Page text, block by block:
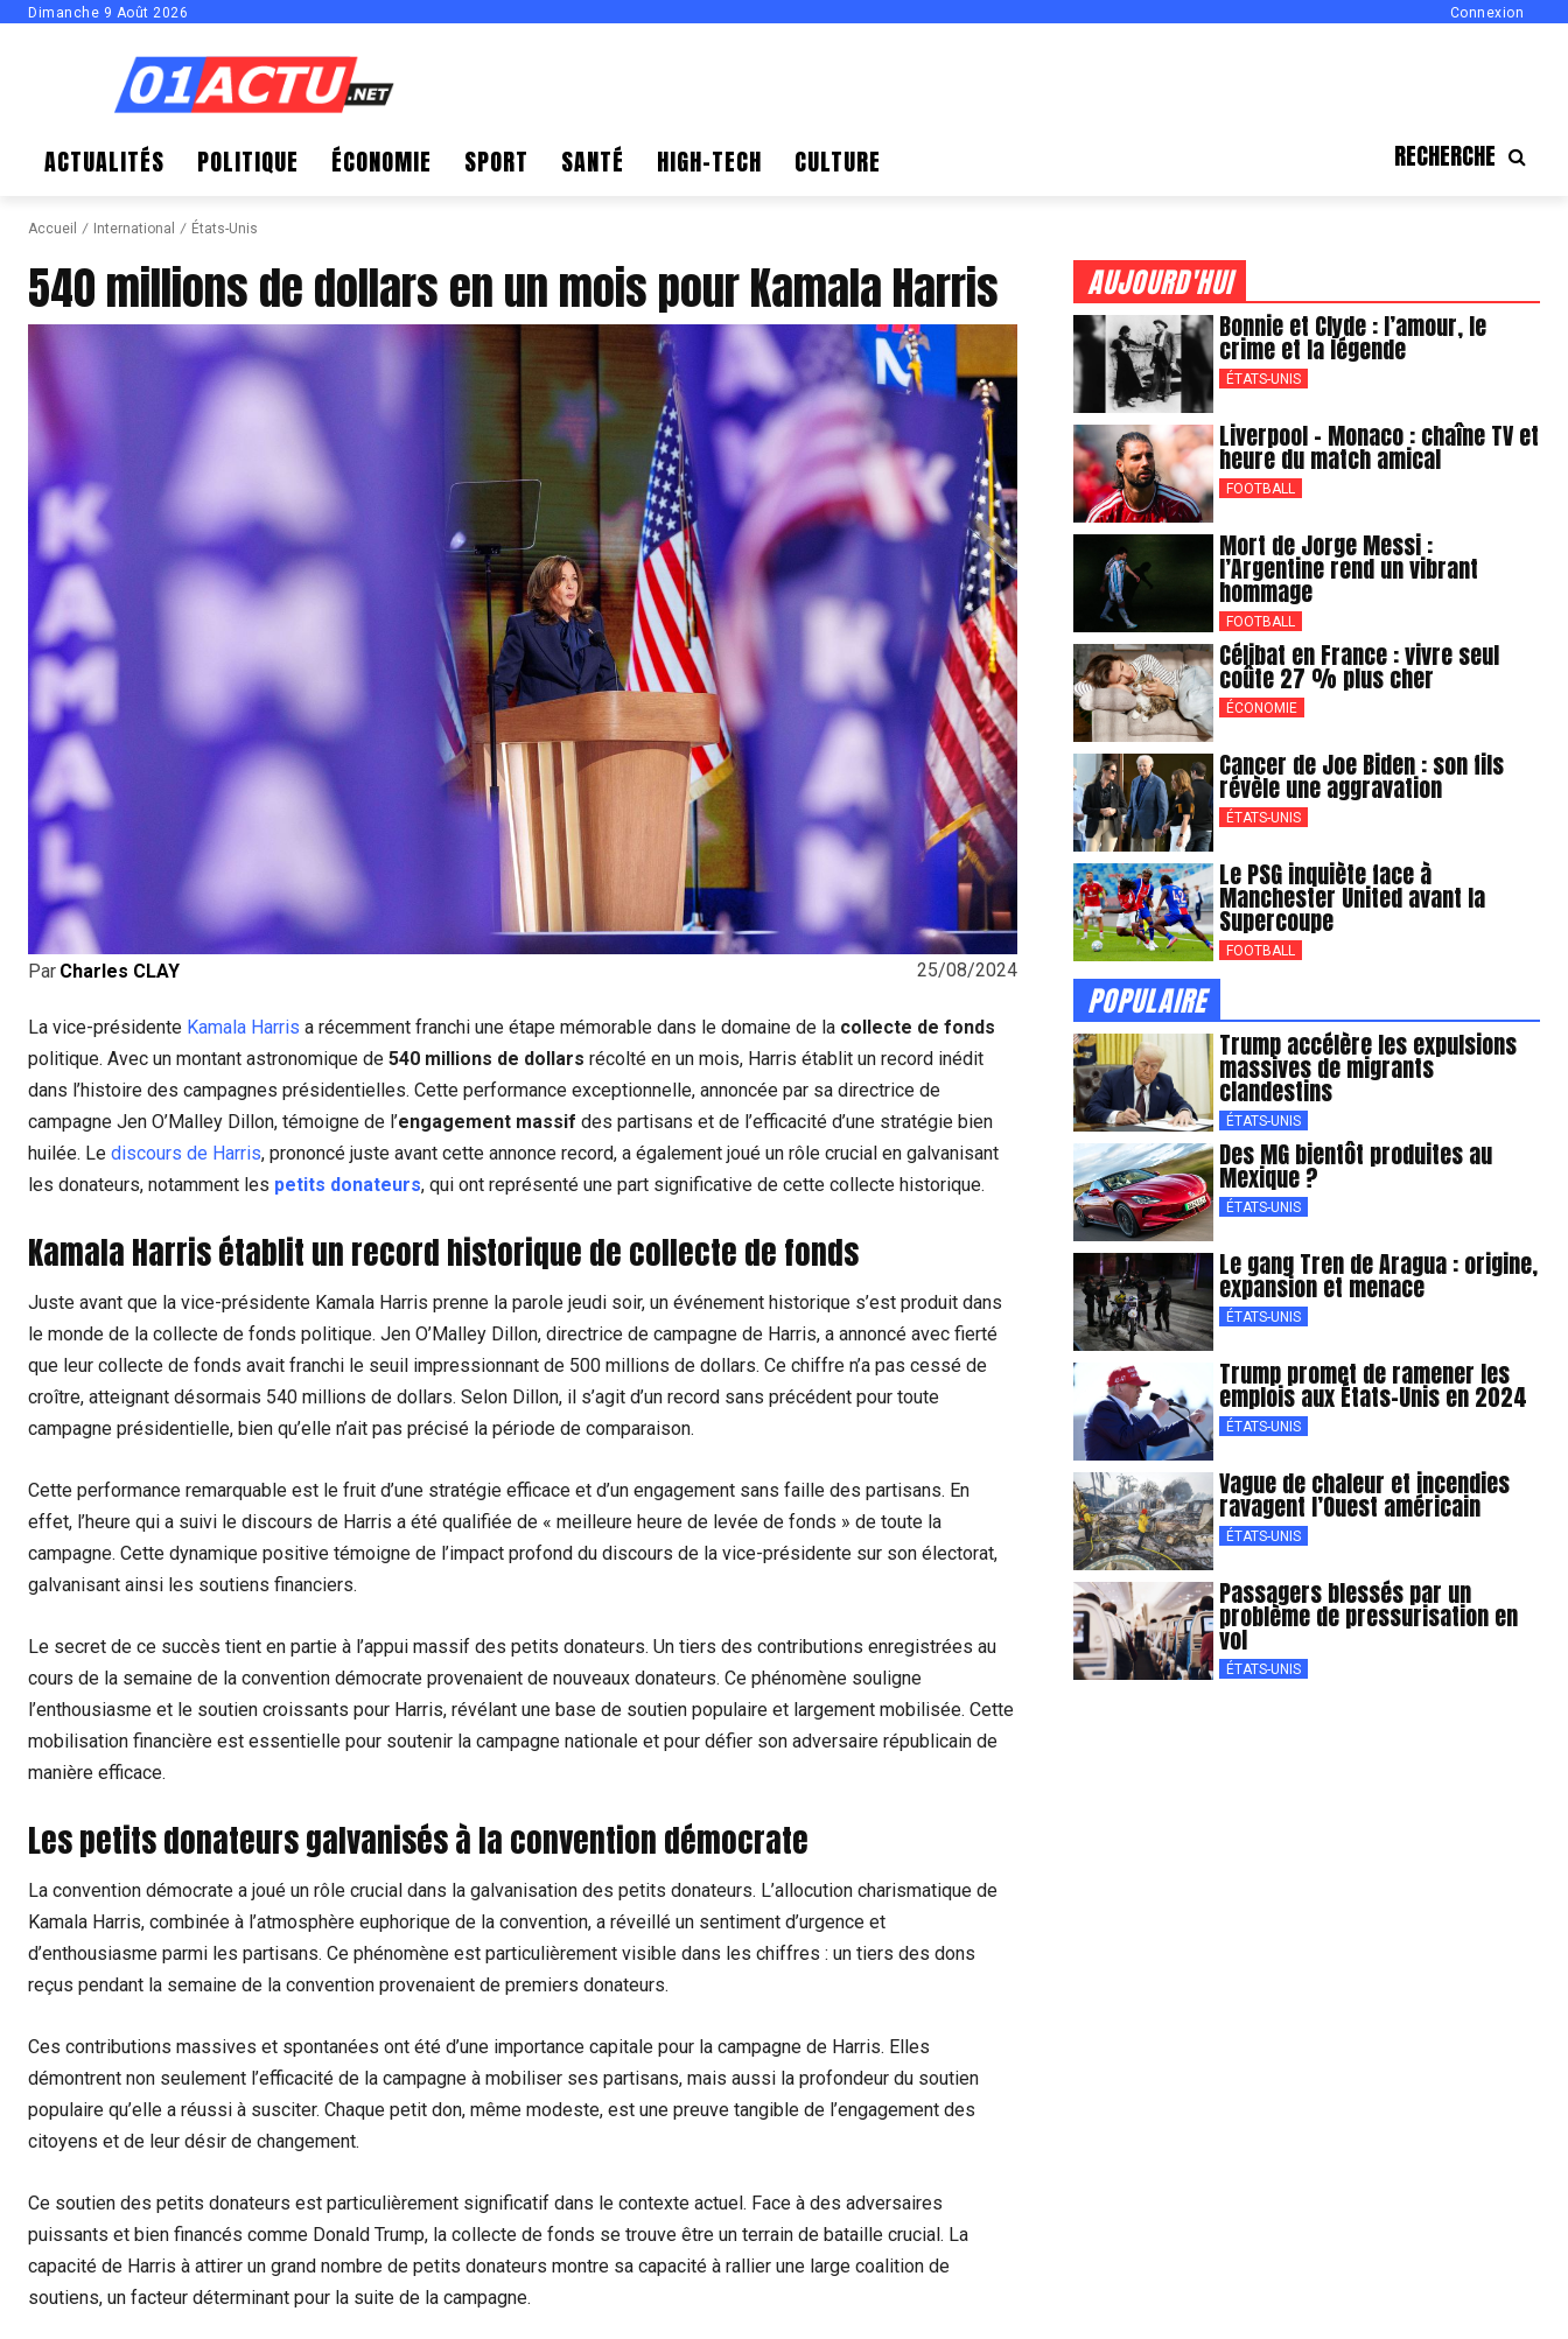
Dimanche 9 Août 2026 Connexion
ACTUALITÉS POLITIQUE ÉCONOMIE SPORT SANTÉ HIGH-TECH CULTURE RECHERCHE
Accueil International États-Unis
540 millions de dollars en un mois pour Kamala Harris
25/08/2024
Par Charles CLAY
La vice-présidente Kamala Harris a récemment franchi une étape mémorable dans le domaine de la collecte de fonds
politique. Avec un montant astronomique de 540 millions de dollars récolté en un mois, Harris établit un record inédit
dans l’histoire des campagnes présidentielles. Cette performance exceptionnelle, annoncée par sa directrice de
campagne Jen O’Malley Dillon, témoigne de l’engagement massif des partisans et de l’efficacité d’une stratégie bien
huilée. Le discours de Harris, prononcé juste avant cette annonce record, a également joué un rôle crucial en galvanisant
les donateurs, notamment les petits donateurs, qui ont représenté une part significative de cette collecte historique.
Kamala Harris établit un record historique de collecte de fonds
Juste avant que la vice-présidente Kamala Harris prenne la parole jeudi soir, un événement historique s’est produit dans
le monde de la collecte de fonds politique. Jen O’Malley Dillon, directrice de campagne de Harris, a annoncé avec fierté
que leur collecte de fonds avait franchi le seuil impressionnant de 500 millions de dollars. Ce chiffre n’a pas cessé de
croître, atteignant désormais 540 millions de dollars. Selon Dillon, il s’agit d’un record sans précédent pour toute
campagne présidentielle, bien qu’elle n’ait pas précisé la période de comparaison.
Cette performance remarquable est le fruit d’une stratégie efficace et d’un engagement sans faille des partisans. En
effet, l’heure qui a suivi le discours de Harris a été qualifiée de « meilleure heure de levée de fonds » de toute la
campagne. Cette dynamique positive témoigne de l’impact profond du discours de la vice-présidente sur son électorat,
galvanisant ainsi les soutiens financiers.
Le secret de ce succès tient en partie à l’appui massif des petits donateurs. Un tiers des contributions enregistrées au
cours de la semaine de la convention démocrate provenaient de nouveaux donateurs. Ce phénomène souligne
l’enthousiasme et le soutien croissants pour Harris, révélant une base de soutien populaire et largement mobilisée. Cette
mobilisation financière est essentielle pour soutenir la campagne nationale et pour défier son adversaire républicain de
manière efficace.
Les petits donateurs galvanisés à la convention démocrate
La convention démocrate a joué un rôle crucial dans la galvanisation des petits donateurs. L’allocution charismatique de
Kamala Harris, combinée à l’atmosphère euphorique de la convention, a réveillé un sentiment d’urgence et
d’enthousiasme parmi les partisans. Ce phénomène est particulièrement visible dans les chiffres : un tiers des dons
reçus pendant la semaine de la convention provenaient de premiers donateurs.
Ces contributions massives et spontanées ont été d’une importance capitale pour la campagne de Harris. Elles
démontrent non seulement l’efficacité de la campagne à mobiliser ses partisans, mais aussi la profondeur du soutien
populaire qu’elle a réussi à susciter. Chaque petit don, même modeste, est une preuve tangible de l’engagement des
citoyens et de leur désir de changement.
Ce soutien des petits donateurs est particulièrement significatif dans le contexte actuel. Face à des adversaires
puissants et bien financés comme Donald Trump, la collecte de fonds se trouve être un terrain de bataille crucial. La
capacité de Harris à attirer un grand nombre de petits donateurs montre sa capacité à rallier une large coalition de
soutiens, un facteur déterminant pour la suite de la campagne.
AUJOURD'HUI
Bonnie et Clyde : l’amour, le
crime et la légende
ÉTATS-UNIS
Liverpool – Monaco : chaîne TV et
heure du match amical
FOOTBALL
Mort de Jorge Messi :
l’Argentine rend un vibrant
hommage
FOOTBALL
Célibat en France : vivre seul
coûte 27 % plus cher
ÉCONOMIE
Cancer de Joe Biden : son fils
révèle une aggravation
ÉTATS-UNIS
Le PSG inquiète face à
Manchester United avant la
Supercoupe
FOOTBALL
POPULAIRE
Trump accélère les expulsions
massives de migrants
clandestins
ÉTATS-UNIS
Des MG bientôt produites au
Mexique ?
ÉTATS-UNIS
Le gang Tren de Aragua : origine,
expansion et menace
ÉTATS-UNIS
Trump promet de ramener les
emplois aux États-Unis en 2024
ÉTATS-UNIS
Vague de chaleur et incendies
ravagent l’Ouest américain
ÉTATS-UNIS
Passagers blessés par un
problème de pressurisation en
vol
ÉTATS-UNIS